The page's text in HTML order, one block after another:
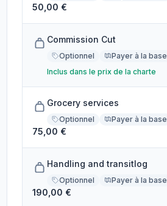
50,00 €
Commission Cut
Optionnel
Payer à la base
Inclus dans le prix de la charte
Grocery services
Optionnel Payer à la base
75,00 €
Handling and transitlog
Optionnel Payer à la base
190,00 €